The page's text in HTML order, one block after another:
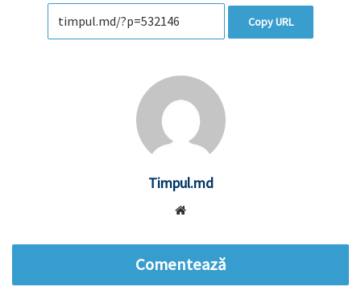
Copy URL
Timpul.md
Comentează